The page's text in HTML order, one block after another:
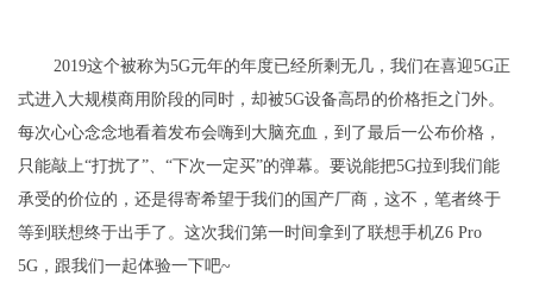
2019这个被称为5G元年的年度已经所剩无几，我们在喜迎5G正
式进入大规模商用阶段的同时，却被5G设备高昂的价格拒之门外。
每次心心念念地看着发布会嗨到大脑充血，到了最后一公布价格，
只能敲上“打扰了”、“下次一定买”的弹幕。要说能把5G拉到我们能
承受的价位的，还是得寄希望于我们的国产厂商，这不，笔者终于
等到联想终于出手了。这次我们第一时间拿到了联想手机Z6 Pro
5G，跟我们一起体验一下吧~